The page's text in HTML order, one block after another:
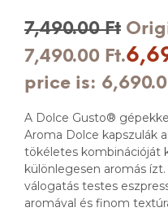
7,490.00Ft
7,490.00 Ft.
price is:
A Dolce Gusto®
Aroma Dolce kapszulák
tökéletes kombinációját
különlegesen aromás
válogatás testes
aromával és finom